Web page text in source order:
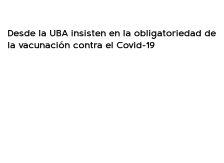
Desde la UBA insisten en la obligatoriedad de
la vacunación contra el Covid-19